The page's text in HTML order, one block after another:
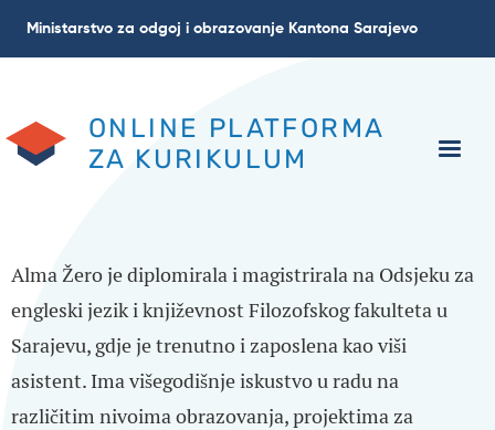
Ministarstvo za odgoj i obrazovanje Kantona Sarajevo
ONLINE PLATFORMA
ZA KURIKULUM
Alma Žero je diplomirala i magistrirala na Odsjeku za
engleski jezik i književnost Filozofskog fakulteta u
Sarajevu, gdje je trenutno i zaposlena kao viši
asistent. Ima višegodišnje iskustvo u radu na
različitim nivoima obrazovanja, projektima za